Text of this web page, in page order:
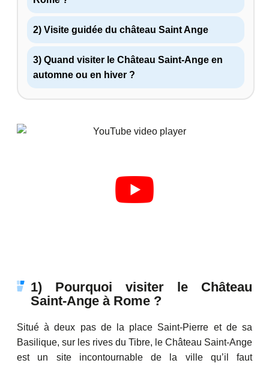
2) Visite guidée du château Saint Ange
3) Quand visiter le Château Saint-Ange en
automne ou en hiver ?
1) Pourquoi visiter le Château
Saint-Ange à Rome ?
Situé à deux pas de la place Saint-Pierre et de sa
Basilique, sur les rives du Tibre, le Château Saint-Ange
est un site incontournable de la ville qu’il faut